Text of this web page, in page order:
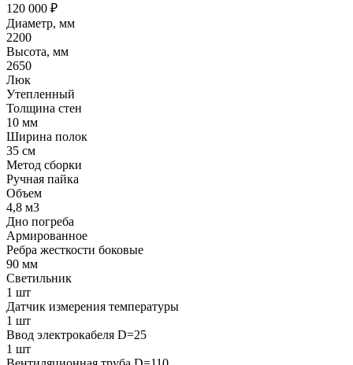
120 000 ₽
Диаметр, мм
2200
Высота, мм
2650
Люк
Утепленный
Толщина стен
10 мм
Ширина полок
35 см
Метод сборки
Ручная пайка
Объем
4,8 м3
Дно погреба
Армированное
Ребра жесткости боковые
90 мм
Светильник
1 шт
Датчик измерения температуры
1 шт
Ввод электрокабеля D=25
1 шт